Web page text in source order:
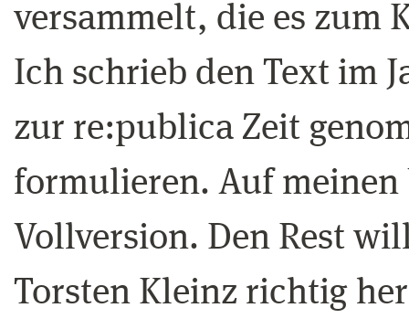
versammelt, die es zum
Ich schrieb den Text im
zur re:publica Zeit
formulieren. Auf meinen
Vollversion. Den Rest
Torsten Kleinz richtig